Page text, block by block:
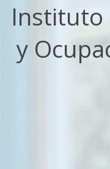
Instituto
y